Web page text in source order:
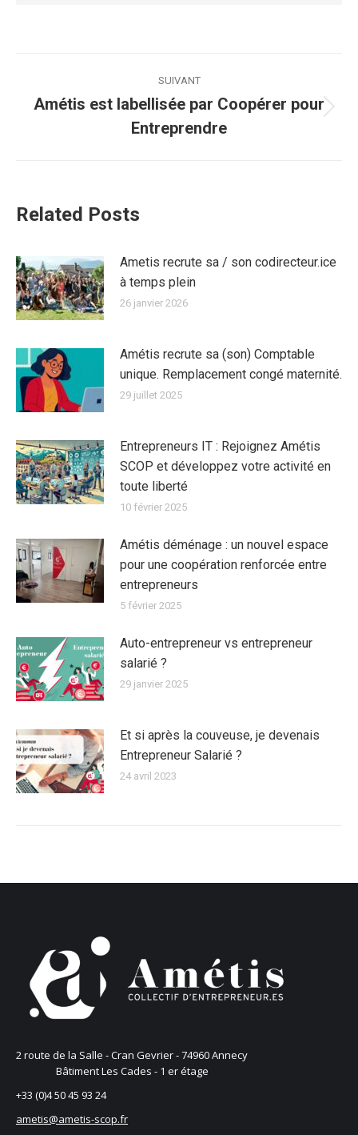
article
SUIVANT
Article
suivant
Amétis est labellisée par Coopérer pour
Entreprendre
Related Posts
Ametis recrute sa / son codirecteur.ice
à temps plein
26 janvier 2026
Amétis recrute sa (son) Comptable
unique. Remplacement congé maternité.
29 juillet 2025
Entrepreneurs IT : Rejoignez Amétis
SCOP et développez votre activité en
toute liberté
10 février 2025
Amétis déménage : un nouvel espace
pour une coopération renforcée entre
entrepreneurs
5 février 2025
Auto-entrepreneur vs entrepreneur
salarié ?
29 janvier 2025
Et si après la couveuse, je devenais
Entrepreneur Salarié ?
24 avril 2023
2 route de la Salle - Cran Gevrier - 74960 Annecy
Bâtiment Les Cades - 1 er étage
+33 (0)4 50 45 93 24
ametis@ametis-scop.fr